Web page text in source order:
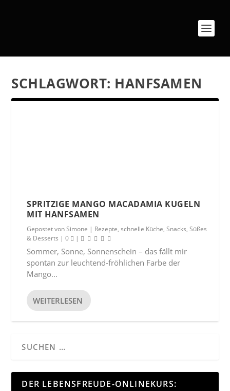
SCHLAGWORT: HANFSAMEN
SPRITZIGE MANGO MACADAMIA KUGELN
MIT HANFSAMEN
Gepostet vonSimone | Rezepte,schnelle Küche,Snacks,Süßes
& Desserts |0 |
Sommer, Sonne, Sonnenschein – das fällt mir
spontan zur leuchtend-fröhlichen Farbe der
Mango...
WEITERLESEN
DER LEBENSFREUDE-ONLINEKURS: